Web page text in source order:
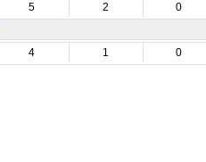
5 2
0
4 1 0